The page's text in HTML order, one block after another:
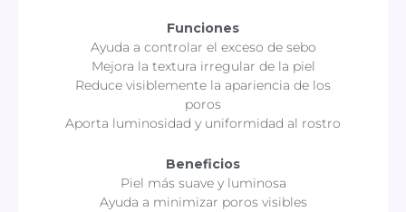
Funciones
Ayuda a controlar el exceso de sebo
Mejora la textura irregular de la piel
Reduce visiblemente la apariencia de los
poros
Aporta luminosidad y uniformidad al rostro
Beneficios
Piel más suave y luminosa
Ayuda a minimizar poros visibles